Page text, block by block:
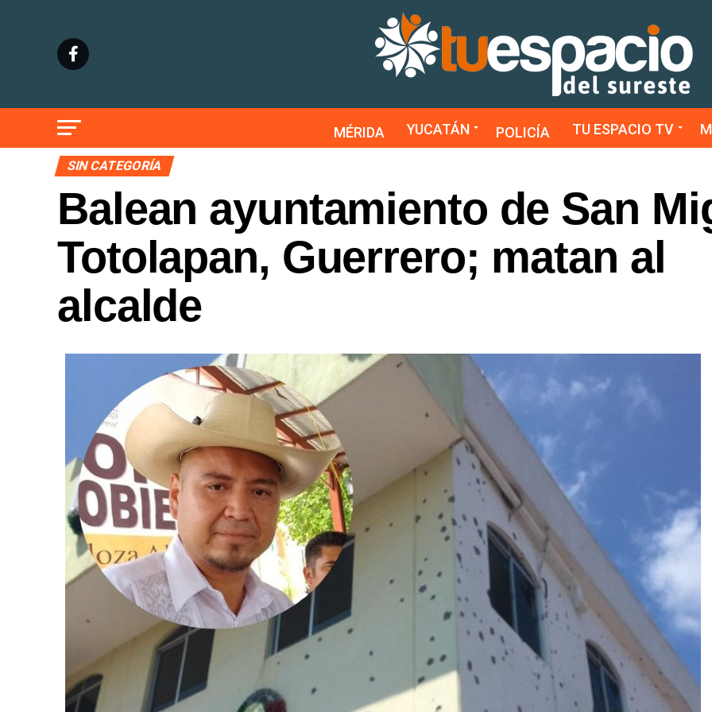
MÉRIDA YUCATÁN POLICÍA TU ESPACIO TV
SIN CATEGORÍA
Balean ayuntamiento de San
Totolapan, Guerrero; matan al
alcalde